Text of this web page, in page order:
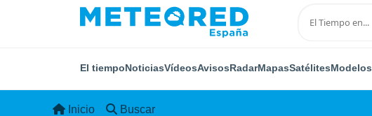
El tiempoNoticiasVídeosAvisosRadarMapasSatélitesModelos
Inicio Buscar